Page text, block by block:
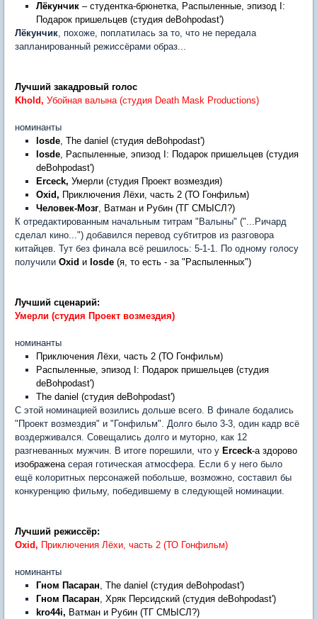
Лёкунчик – студентка-брюнетка, Распыленные, эпизод I:
Подарок пришельцев (студия deBohpodast')
Лёкунчик, похоже, поплатилась за то, что не передала
запланированный режиссёрами образ...
Лучший закадровый голос
Khold, Убойная валына (студия Death Mask Productions)
номинанты
losde, The daniel (студия deBohpodast')
losde, Распыленные, эпизод I: Подарок пришельцев (студия
deBohpodast')
Erceck, Умерли (студия Проект возмездия)
Oxid, Приключения Лёхи, часть 2 (ТО Гонфильм)
Человек-Мозг, Ватман и Рубин (ТГ СМЫСЛ?)
К отредактированным начальным титрам "Валыны" ("...Ричард
сделал кино...") добавился перевод субтитров из разговора
китайцев. Тут без финала всё решилось: 5-1-1. По одному голосу
получили Oxid и losde (я, то есть - за "Распыленных")
Лучший сценарий:
Умерли (студия Проект возмездия)
номинанты
Приключения Лёхи, часть 2 (ТО Гонфильм)
Распыленные, эпизод I: Подарок пришельцев (студия
deBohpodast')
The daniel (студия deBohpodast')
С этой номинацией возились дольше всего. В финале бодались
"Проект возмездия" и "Гонфильм". Долго было 3-3, один кадр всё
воздерживался. Совещались долго и муторно, как 12
разгневанных мужчин. В итоге порешили, что у Erceck-а здорово
изображена серая готическая атмосфера. Если б у него было
ещё колоритных персонажей побольше, возможно, составил бы
конкуренцию фильму, победившему в следующей номинации.
Лучший режиссёр:
Oxid, Приключения Лёхи, часть 2 (ТО Гонфильм)
номинанты
Гном Пасаран, The daniel (студия deBohpodast')
Гном Пасаран, Хряк Персидский (студия deBohpodast')
kro44i, Ватман и Рубин (ТГ СМЫСЛ?)